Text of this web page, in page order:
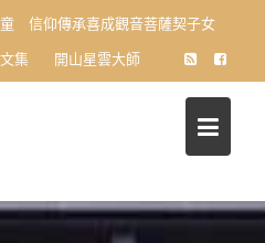
信仰傳承喜成觀音菩薩契子女
集 開山星雲大師